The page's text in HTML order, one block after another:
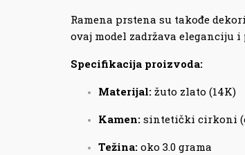
Ramena prstena su takođe
ovaj model zadržava eleganciju
Specifikacija proizvoda:
Materijal: žuto zlato (14K)
Kamen: sintetički cirkoni
Težina: oko 3.0 grama